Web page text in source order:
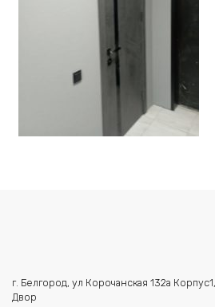
г. Белгород, ул Корочанская 132а
Двор